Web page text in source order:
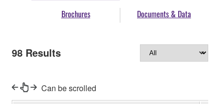
Brochures Documents & Data
98 Results
Can be scrolled